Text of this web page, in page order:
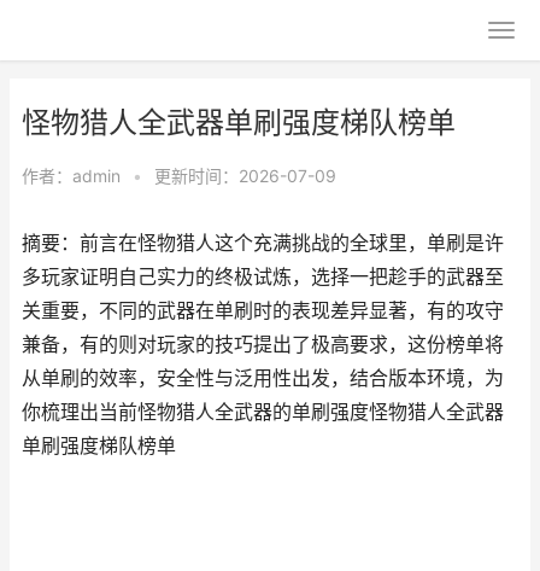
怪物猎人全武器单刷强度梯队榜单
作者： admin • 更新时间：2026-07-09
摘要：前言在怪物猎人这个充满挑战的全球里，单刷是许
多玩家证明自己实力的终极试炼，选择一把趁手的武器至
关重要，不同的武器在单刷时的表现差异显著，有的攻守
兼备，有的则对玩家的技巧提出了极高要求，这份榜单将
从单刷的效率，安全性与泛用性出发，结合版本环境，为
你梳理出当前怪物猎人全武器的单刷强度怪物猎人全武器
单刷强度梯队榜单